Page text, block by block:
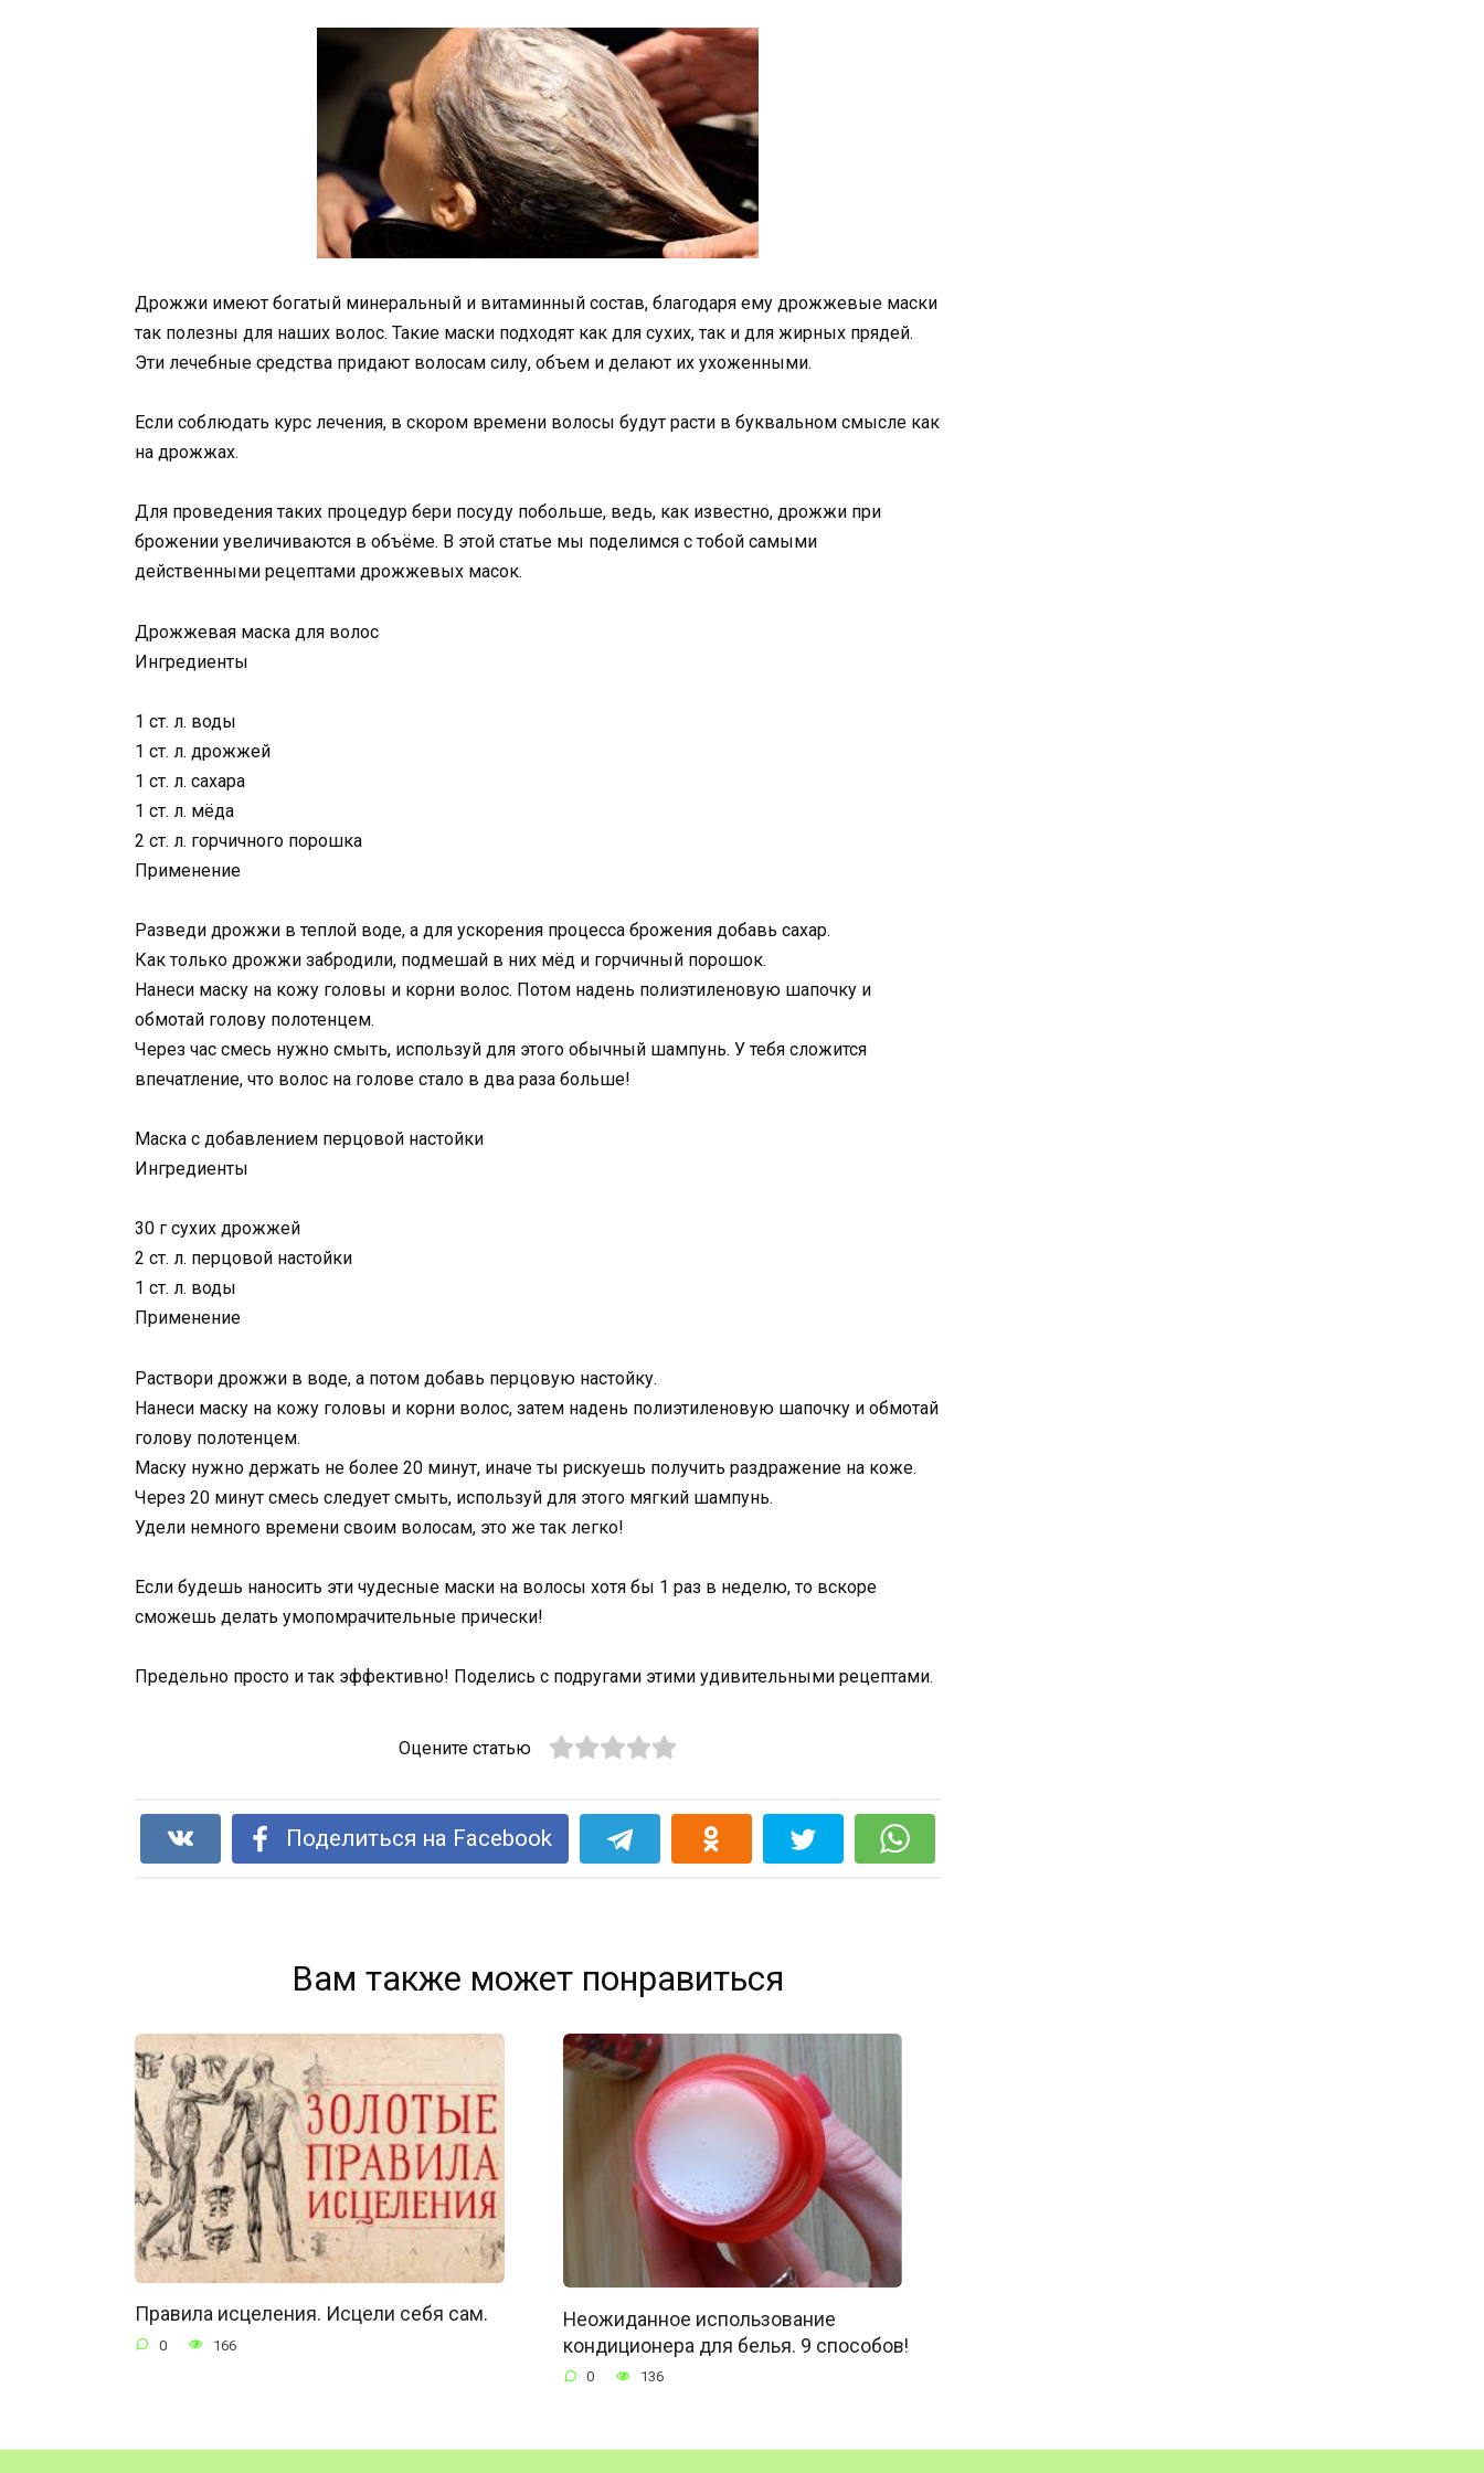
Дрожжи имеют богатый минеральный и витаминный состав, благодаря ему дрожжевые маски
так полезны для наших волос. Такие маски подходят как для сухих, так и для жирных прядей.
Эти лечебные средства придают волосам силу, объем и делают их ухоженными.
Если соблюдать курс лечения, в скором времени волосы будут расти в буквальном смысле как
на дрожжах.
Для проведения таких процедур бери посуду побольше, ведь, как известно, дрожжи при
брожении увеличиваются в объёме. В этой статье мы поделимся с тобой самыми
действенными рецептами дрожжевых масок.
Дрожжевая маска для волос
Ингредиенты
1 ст. л. воды
1 ст. л. дрожжей
1 ст. л. сахара
1 ст. л. мёда
2 ст. л. горчичного порошка
Применение
Разведи дрожжи в теплой воде, а для ускорения процесса брожения добавь сахар.
Как только дрожжи забродили, подмешай в них мёд и горчичный порошок.
Нанеси маску на кожу головы и корни волос. Потом надень полиэтиленовую шапочку и
обмотай голову полотенцем.
Через час смесь нужно смыть, используй для этого обычный шампунь. У тебя сложится
впечатление, что волос на голове стало в два раза больше!
Маска с добавлением перцовой настойки
Ингредиенты
30 г сухих дрожжей
2 ст. л. перцовой настойки
1 ст. л. воды
Применение
Раствори дрожжи в воде, а потом добавь перцовую настойку.
Нанеси маску на кожу головы и корни волос, затем надень полиэтиленовую шапочку и обмотай
голову полотенцем.
Маску нужно держать не более 20 минут, иначе ты рискуешь получить раздражение на коже.
Через 20 минут смесь следует смыть, используй для этого мягкий шампунь.
Удели немного времени своим волосам, это же так легко!
Если будешь наносить эти чудесные маски на волосы хотя бы 1 раз в неделю, то вскоре
сможешь делать умопомрачительные прически!
Предельно просто и так эффективно! Поделись с подругами этими удивительными рецептами.
Оцените статью
Поделиться на Facebook
Вам также может понравиться
Правила исцеления. Исцели себя сам.
0 166
Неожиданное использование
кондиционера для белья. 9 способов!
0 136